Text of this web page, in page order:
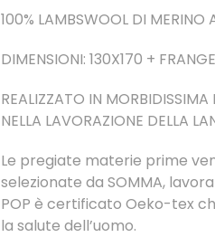
100% LAMBSWOOL DI
DIMENSIONI: 130X170 +
REALIZZATO IN
NELLA LAVORAZIONE DELLA
Le pregiate materie prime
selezionate da SOMMA,
POP è certificato Oeko-tex
la salute dell’uomo.